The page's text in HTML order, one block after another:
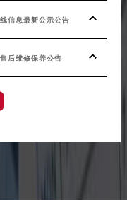
信息最新公示公告
后维修保养公告